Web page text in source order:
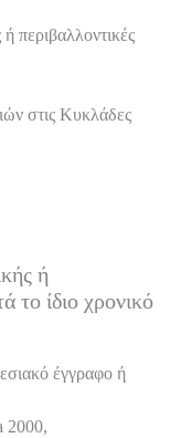
περιβαλλοντικές
στις Κυκλάδες
ή
το ίδιο χρονικό
έγγραφο ή
2000,